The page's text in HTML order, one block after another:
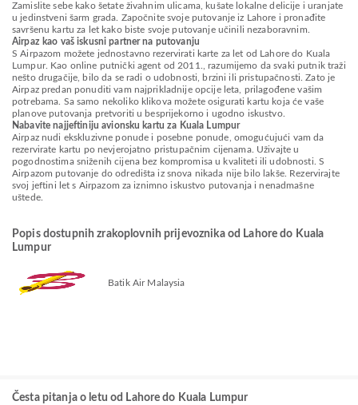
Zamislite sebe kako šetate živahnim ulicama, kušate lokalne delicije i uranjate
u jedinstveni šarm grada. Započnite svoje putovanje iz Lahore i pronađite
savršenu kartu za let kako biste svoje putovanje učinili nezaboravnim.
Airpaz kao vaš iskusni partner na putovanju
S Airpazom možete jednostavno rezervirati karte za let od Lahore do Kuala
Lumpur. Kao online putnički agent od 2011., razumijemo da svaki putnik traži
nešto drugačije, bilo da se radi o udobnosti, brzini ili pristupačnosti. Zato je
Airpaz predan ponuditi vam najprikladnije opcije leta, prilagođene vašim
potrebama. Sa samo nekoliko klikova možete osigurati kartu koja će vaše
planove putovanja pretvoriti u besprijekorno i ugodno iskustvo.
Nabavite najjeftiniju avionsku kartu za Kuala Lumpur
Airpaz nudi ekskluzivne ponude i posebne ponude, omogućujući vam da
rezervirate kartu po nevjerojatno pristupačnim cijenama. Uživajte u
pogodnostima sniženih cijena bez kompromisa u kvaliteti ili udobnosti. S
Airpazom putovanje do odredišta iz snova nikada nije bilo lakše. Rezervirajte
svoj jeftini let s Airpazom za iznimno iskustvo putovanja i nenadmašne
uštede.
Popis dostupnih zrakoplovnih prijevoznika od Lahore do Kuala
Lumpur
Batik Air Malaysia
Česta pitanja o letu od Lahore do Kuala Lumpur